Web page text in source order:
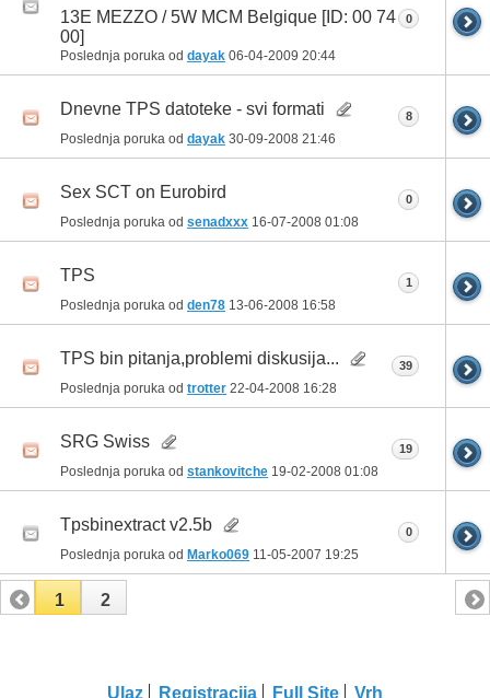
13E MEZZO / 5W MCM Belgique [ID: 00 74
00]
Poslednja poruka od dayak 06-04-2009 20:44
0
Dnevne TPS datoteke - svi formati
Poslednja poruka od dayak 30-09-2008 21:46
8
Sex SCT on Eurobird
Poslednja poruka od senadxxx 16-07-2008 01:08
0
TPS
Poslednja poruka od den78 13-06-2008 16:58
1
TPS bin pitanja,problemi diskusija...
Poslednja poruka od trotter 22-04-2008 16:28
39
SRG Swiss
Poslednja poruka od stankovitche 19-02-2008 01:08
19
Tpsbinextract v2.5b
Poslednja poruka od Marko069 11-05-2007 19:25
0
1 2
Ulaz Registracija Full Site Vrh